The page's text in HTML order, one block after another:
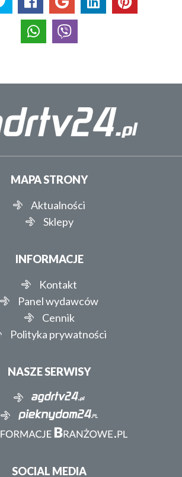
MAPA STRONY
Aktualności
Sklepy
INFORMACJE
Kontakt
Panel wydawców
Cennik
Polityka prywatności
NASZE SERWISY
SOCIAL MEDIA